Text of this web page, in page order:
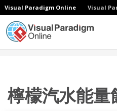
Visual Paradigm Online Visual
檸檬汽水能量